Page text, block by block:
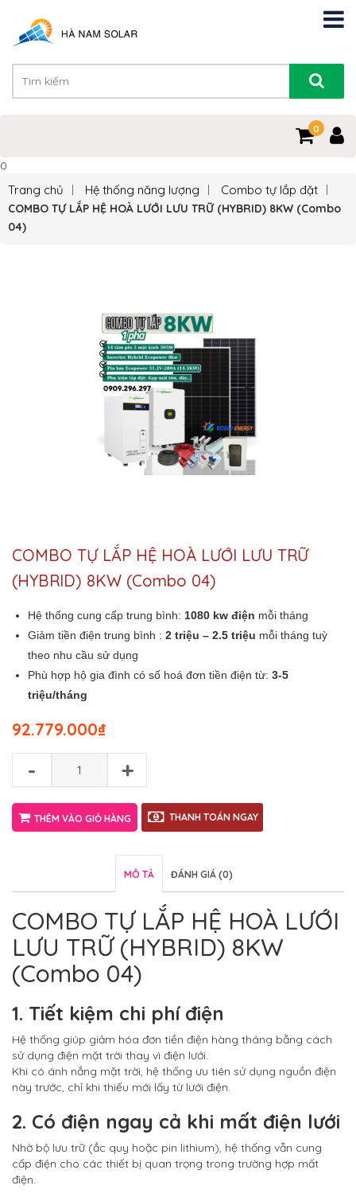
0
0
Trang chủ Hệ thống năng lượng Combo tự lắp đặt
COMBO TỰ LẮP HỆ HOÀ LƯỚI LƯU TRỮ (HYBRID) 8KW (Combo
04)
COMBO TỰ LẮP HỆ HOÀ LƯỚI LƯU TRỮ
(HYBRID) 8KW (Combo 04)
Hệ thống cung cấp trung bình: 1080 kw điện mỗi tháng
Giảm tiền điện trung bình : 2 triệu – 2.5 triệu mỗi tháng tuỳ
theo nhu cầu sử dụng
Phù hợp hộ gia đình có số hoá đơn tiền điện từ: 3-5
triệu/tháng
₫
92.779.000
- +
THÊM VÀO GIỎ HÀNG THANH TOÁN NGAY
MÔ TẢ ĐÁNH GIÁ (0)
COMBO TỰ LẮP HỆ HOÀ LƯỚI
LƯU TRỮ (HYBRID) 8KW
(Combo 04)
1. Tiết kiệm chi phí điện
Hệ thống giúp giảm hóa đơn tiền điện hàng tháng bằng cách
sử dụng điện mặt trời thay vì điện lưới.
Khi có ánh nắng mặt trời, hệ thống ưu tiên sử dụng nguồn điện
này trước, chỉ khi thiếu mới lấy từ lưới điện.
2. Có điện ngay cả khi mất điện lưới
Nhờ bộ lưu trữ (ắc quy hoặc pin lithium), hệ thống vẫn cung
cấp điện cho các thiết bị quan trọng trong trường hợp mất
điện.